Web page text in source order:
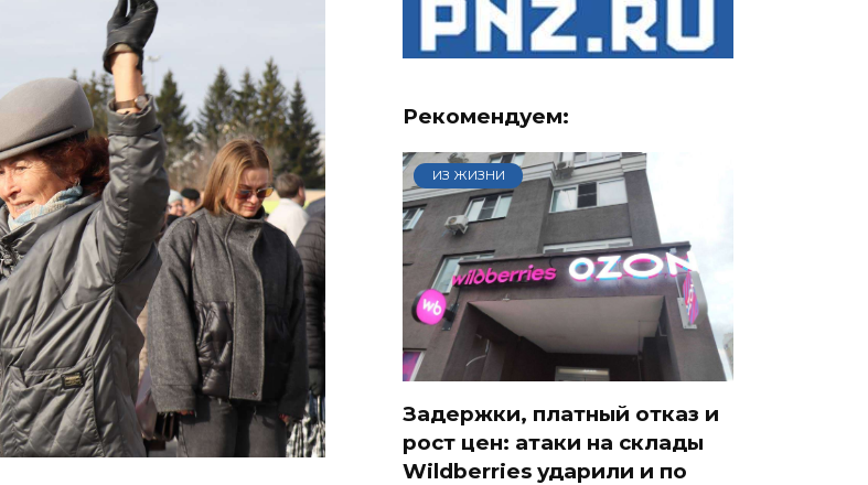
Рекомендуем:
ИЗ ЖИЗНИ
Задержки, платный отказ и
рост цен: атаки на склады
Wildberries ударили и по